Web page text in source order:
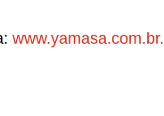
www.yamasa.com.br.